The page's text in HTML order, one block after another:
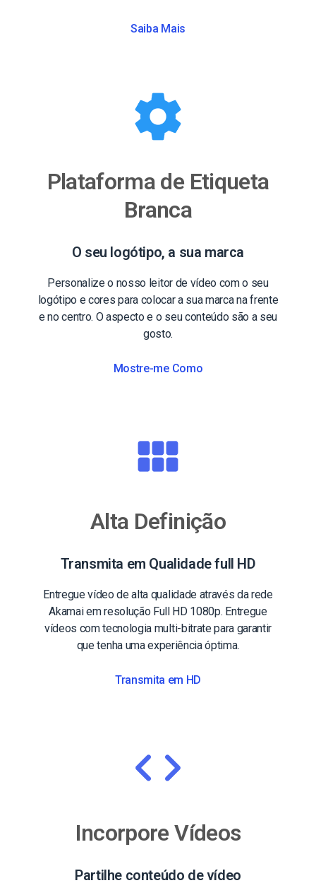
Saiba Mais
Plataforma de Etiqueta
Branca
O seu logótipo, a sua marca
Personalize o nosso leitor de vídeo com o seu
logótipo e cores para colocar a sua marca na frente
e no centro. O aspecto e o seu conteúdo são a seu
gosto.
Mostre-me Como
Alta Definição
Transmita em Qualidade full HD
Entregue vídeo de alta qualidade através da rede
Akamai em resolução Full HD 1080p. Entregue
vídeos com tecnologia multi-bitrate para garantir
que tenha uma experiência óptima.
Transmita em HD
Incorpore Vídeos
Partilhe conteúdo de vídeo